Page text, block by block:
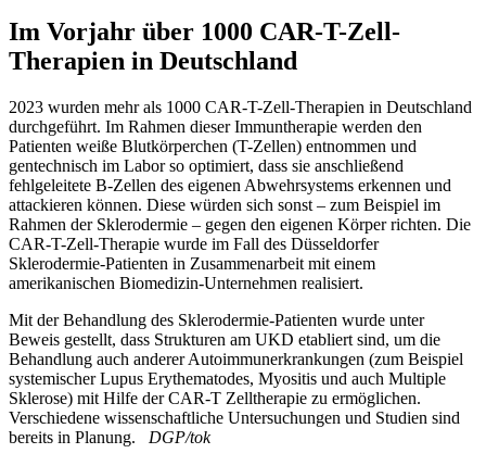
Im Vorjahr über 1000 CAR-T-Zell-
Therapien in Deutschland
2023 wurden mehr als 1000 CAR-T-Zell-Therapien in Deutschland
durchgeführt. Im Rahmen dieser Immuntherapie werden den
Patienten weiße Blutkörperchen (T-Zellen) entnommen und
gentechnisch im Labor so optimiert, dass sie anschließend
fehlgeleitete B-Zellen des eigenen Abwehrsystems erkennen und
attackieren können. Diese würden sich sonst – zum Beispiel im
Rahmen der Sklerodermie – gegen den eigenen Körper richten. Die
CAR-T-Zell-Therapie wurde im Fall des Düsseldorfer
Sklerodermie-Patienten in Zusammenarbeit mit einem
amerikanischen Biomedizin-Unternehmen realisiert.
Mit der Behandlung des Sklerodermie-Patienten wurde unter
Beweis gestellt, dass Strukturen am UKD etabliert sind, um die
Behandlung auch anderer Autoimmunerkrankungen (zum Beispiel
systemischer Lupus Erythematodes, Myositis und auch Multiple
Sklerose) mit Hilfe der CAR-T Zelltherapie zu ermöglichen.
Verschiedene wissenschaftliche Untersuchungen und Studien sind
bereits in Planung. DGP/tok